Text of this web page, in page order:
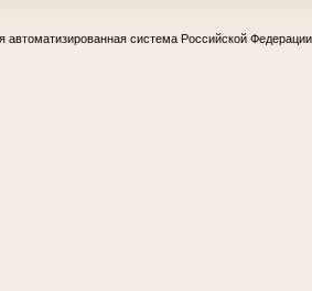
автоматизированная система Российской